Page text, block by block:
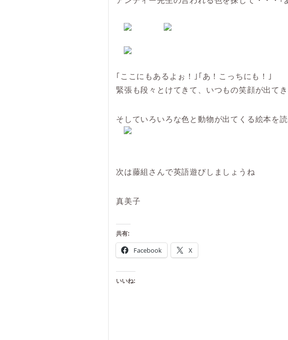
｢ここにもあるよぉ！｣｢あ！こっちにも！｣
緊張も段々とけてきて、いつもの笑顔が出て
そしていろいろな色と動物が出てくる絵本を
次は藤組さんで英語遊びしましょうね
真美子
共有:
Facebook X
いいね: